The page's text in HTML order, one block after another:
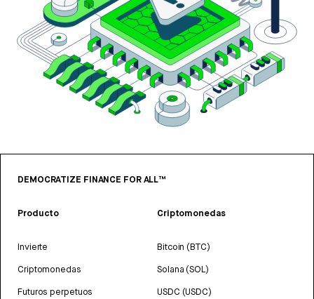
DEMOCRATIZE FINANCE FOR ALL™
Producto
Invierte
Criptomonedas
Futuros perpetuos
Criptomonedas
Bitcoin (BTC)
Solana (SOL)
USDC (USDC)